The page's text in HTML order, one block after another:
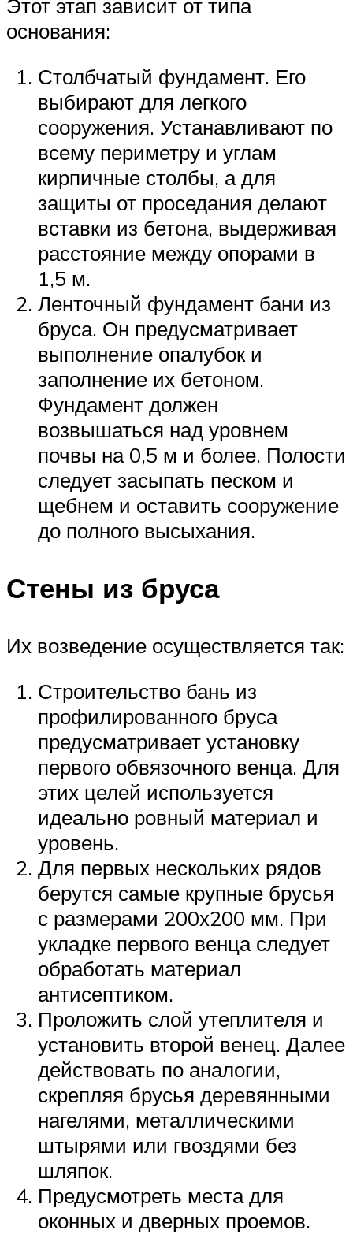
Этот этап зависит от типа
основания:
Столбчатый фундамент. Его
выбирают для легкого
сооружения. Устанавливают по
всему периметру и углам
кирпичные столбы, а для
защиты от проседания делают
вставки из бетона, выдерживая
расстояние между опорами в
1,5 м.
Ленточный фундамент бани из
бруса. Он предусматривает
выполнение опалубок и
заполнение их бетоном.
Фундамент должен
возвышаться над уровнем
почвы на 0,5 м и более. Полости
следует засыпать песком и
щебнем и оставить сооружение
до полного высыхания.
Стены из бруса
Их возведение осуществляется так:
Строительство бань из
профилированного бруса
предусматривает установку
первого обвязочного венца. Для
этих целей используется
идеально ровный материал и
уровень.
Для первых нескольких рядов
берутся самые крупные брусья
с размерами 200х200 мм. При
укладке первого венца следует
обработать материал
антисептиком.
Проложить слой утеплителя и
установить второй венец. Далее
действовать по аналогии,
скрепляя брусья деревянными
нагелями, металлическими
штырями или гвоздями без
шляпок.
Предусмотреть места для
оконных и дверных проемов.